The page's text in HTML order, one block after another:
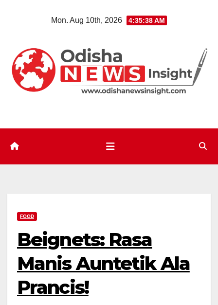
Mon. Aug 10th, 2026 4:35:39 AM
FOOD
Beignets: Rasa
Manis Auntetik Ala
Prancis!